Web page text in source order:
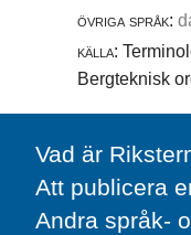
övriga språk:
källa:
Bergteknisk
Vad är
Att publicera
Andra språk-